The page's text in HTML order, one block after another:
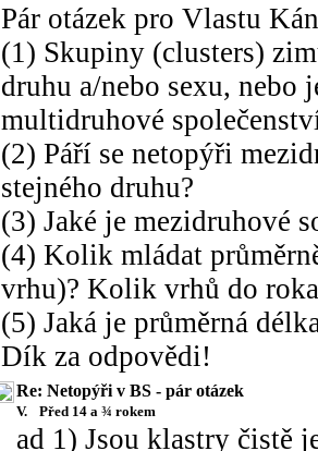
Pár otázek pro Vlastu
(1) Skupiny (clusters)
druhu a/nebo sexu, nebo
multidruhové
(2) Páří se netopýři
stejného druhu?
(3) Jaké je mezidruhové
(4) Kolik mládat
vrhu)? Kolik vrhů do
(5) Jaká je průměrná
Dík za odpovědi!
Re: Netopýři v BS - pár otázek
V. Před 14 a ¾ rokem
ad 1) Jsou klastry čistě